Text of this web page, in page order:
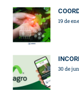
19 de
30 de